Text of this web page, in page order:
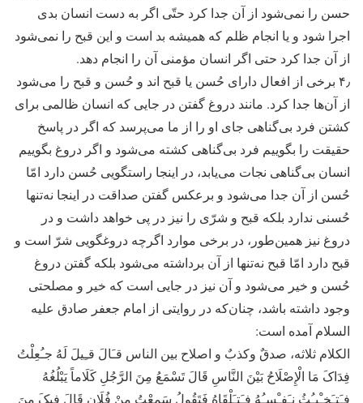
حسن را نمی‌شود از آن جدا کرد حتّی اگر به دست انسان بدی
اجرا شود و یا انجام ظلم که همیشه بد است و این قبح را نمی‌شود
از آن جدا کرد حتی اگر انسان مؤمنی آن را انجام دهد.
۴٫ برخی از افعال دارای حُسن یا قبح اند و حُسن و قبح را می‌شود
از آن‌ها جدا کرد. مانند دروغ گفتن در جایی که انسان ظالمی برای
کشتن فرد بی‌گناهی جای او را از ما می‌پرسد که اگر در پاسخ
حقیقت را بگوییم فرد بی‌گناهی کشته می‌شود و اگر دروغ بگوییم
انسان بی‌گناهی نجات می‌یابد، در اینجا راستگویی حُسن دارد امّا
حُسن از آن جدا می‌شود و برعکس گفتن صداقت در اینجا نه‌تنها
حُسنی ندارد بلکه قبح و شرّی را نیز در پی خواهد داشت و در
دروغ نیز همین‌طور، در برخی موارد اگرچه دروغگویی شرّ است و
قبح دارد امّا قبح نه‌تنها از آن برداشته می‌شود بلکه گفتن دروغ
حُسن و خیر می‌شود و آن نیز در جایی است که خیر و مصلحتی
وجود داشته باشد، چنان‌که در روایتی از امام جعفر صادق علیه
السلام آمده است:
الکلام ثلاثه، صدقٌ وکذبٌ و اصلاح بین الناس قـَالَ قـِیلَ لَهُ جـُعِلْتُ
فِدَاکَ مَا الْإِصْلَاحُ بَیْنَ النَّاسِ قَالَ تَسْمَعُ مِنَ الرَّجُلِ کَلَاماً یَبْلُغُهُ
فـَتـَخـْبـُثُ نـَفـْسـُهُ فـَتـَلْقَاهُ فَتَقُولُ سَمِعْتُ مِنْ فُلَانٍ قَالَ فِیکَ مِنَ